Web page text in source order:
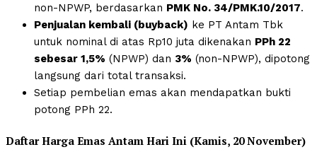
non-NPWP, berdasarkan PMK No. 34/PMK.10/2017.
Penjualan kembali (buyback) ke PT Antam Tbk
untuk nominal di atas Rp10 juta dikenakan PPh 22
sebesar 1,5% (NPWP) dan 3% (non-NPWP), dipotong
langsung dari total transaksi.
Setiap pembelian emas akan mendapatkan bukti
potong PPh 22.
Daftar Harga Emas Antam Hari Ini (Kamis, 20 November)